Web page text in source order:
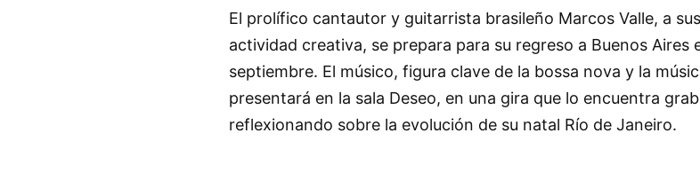
El prolífico cantautor y guitarrista brasileño Marcos Valle, a
actividad creativa, se prepara para su regreso a Buenos Aires
septiembre. El músico, figura clave de la bossa nova y la
presentará en la sala Deseo, en una gira que lo encuentra
reflexionando sobre la evolución de su natal Río de Janeiro.